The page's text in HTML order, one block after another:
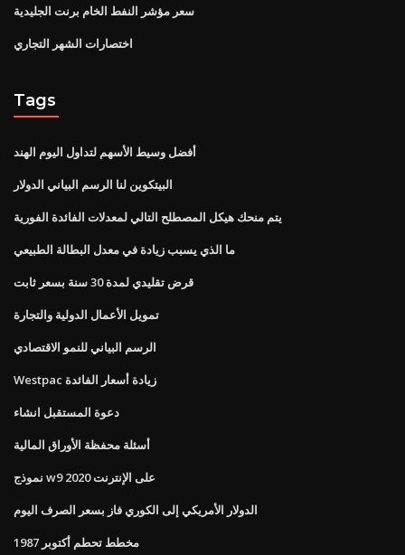
سعر مؤشر النفط الخام برنت الجليدية
اختصارات الشهر التجاري
Tags
أفضل وسيط الأسهم لتداول اليوم الهند
البيتكوين لنا الرسم البياني الدولار
يتم منحك هيكل المصطلح التالي لمعدلات الفائدة الفورية
ما الذي يسبب زيادة في معدل البطالة الطبيعي
قرض تقليدي لمدة 30 سنة بسعر ثابت
تمويل الأعمال الدولية والتجارة
الرسم البياني للنمو الاقتصادي
Westpac زيادة أسعار الفائدة
دعوة المستقبل انشاء
أسئلة محفظة الأوراق المالية
نموذج w9 على الإنترنت 2020
الدولار الأمريكي إلى الكوري فاز بسعر الصرف اليوم
مخطط تحطم أكتوبر 1987